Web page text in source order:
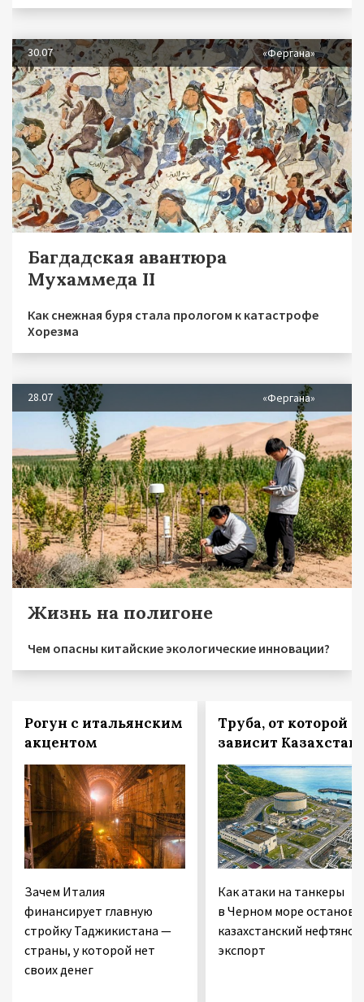
30.07 «Фергана»
Багдадская авантюра
Мухаммеда II
Как снежная буря стала прологом к катастрофе
Хорезма
28.07 «Фергана»
Жизнь на полигоне
Чем опасны китайские экологические инновации?
Рогун с итальянским
акцентом
Зачем Италия
финансирует главную
стройку Таджикистана —
страны, у которой нет
своих денег
Труба, от которой
зависит Казахстан
Как атаки на танкеры
в Черном море
казахстанский нефтяной
экспорт